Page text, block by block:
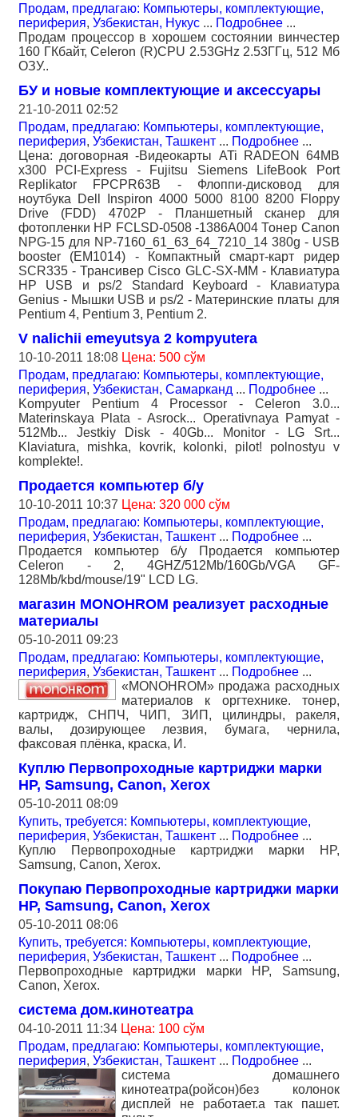
Продам, предлагаю: Компьютеры, комплектующие,
периферия, Узбекистан, Нукус ... Подробнее ...
Продам процессор в хорошем состоянии винчестер
160 ГКбайт, Celeron (R)CPU 2.53GHz 2.53ГГц, 512 Мб
ОЗУ..
БУ и новые комплектующие и аксессуары
21-10-2011 02:52
Продам, предлагаю: Компьютеры, комплектующие,
периферия, Узбекистан, Ташкент ... Подробнее ...
Цена: договорная -Видеокарты ATi RADEON 64MB
x300 PCI-Express - Fujitsu Siemens LifeBook Port
Replikator FPCPR63B - Флоппи-дисковод для
ноутбука Dell Inspiron 4000 5000 8100 8200 Floppy
Drive (FDD) 4702P - Планшетный сканер для
фотопленки HP FCLSD-0508 -1386A004 Тонер Canon
NРG-15 для NP-7160_61_63_64_7210_14 380g - USB
booster (EM1014) - Компактный смарт-карт ридер
SCR335 - Трансивер Cisco GLC-SX-MM - Клавиатура
HP USB и ps/2 Standard Keyboard - Клавиатура
Genius - Мышки USB и ps/2 - Материнские платы для
Pentium 4, Pentium 3, Pentium 2.
V nalichii emeyutsya 2 kompyutera
10-10-2011 18:08 Цена: 500 сўм
Продам, предлагаю: Компьютеры, комплектующие,
периферия, Узбекистан, Самарканд ... Подробнее ...
Kompyuter Pentium 4 Processor - Celeron 3.0...
Materinskaya Plata - Asrock... Operativnaya Pamyat -
512Mb... Jestkiy Disk - 40Gb... Monitor - LG Srt...
Klaviatura, mishka, kovrik, kolonki, pilot! polnostyu v
komplekte!.
Продается компьютер б/у
10-10-2011 10:37 Цена: 320 000 сўм
Продам, предлагаю: Компьютеры, комплектующие,
периферия, Узбекистан, Ташкент ... Подробнее ...
Продается компьютер б/у Продается компьютер
Celeron - 2, 4GHZ/512Mb/160Gb/VGA GF-
128Mb/kbd/mouse/19" LCD LG.
магазин MONOHROM реализует расходные
материалы
05-10-2011 09:23
Продам, предлагаю: Компьютеры, комплектующие,
периферия, Узбекистан, Ташкент ... Подробнее ...
«MONOHROM» продажа расходных
материалов к оргтехнике. тонер,
картридж, СНПЧ, ЧИП, ЗИП, цилиндры, ракеля,
валы, дозирующее лезвия, бумага, чернила,
факсовая плёнка, краска, И.
Куплю Первопроходные картриджи марки
HP, Samsung, Canon, Xerox
05-10-2011 08:09
Купить, требуется: Компьютеры, комплектующие,
периферия, Узбекистан, Ташкент ... Подробнее ...
Куплю Первопроходные картриджи марки HP,
Samsung, Canon, Xerox.
Покупаю Первопроходные картриджи марки
HP, Samsung, Canon, Xerox
05-10-2011 08:06
Купить, требуется: Компьютеры, комплектующие,
периферия, Узбекистан, Ташкент ... Подробнее ...
Первопроходные картриджи марки HP, Samsung,
Canon, Xerox.
система дом.кинотеатра
04-10-2011 11:34 Цена: 100 сўм
Продам, предлагаю: Компьютеры, комплектующие,
периферия, Узбекистан, Ташкент ... Подробнее ...
система домашнего
кинотеатра(ройсон)без колонок
дисплей не работает.а так пашет.